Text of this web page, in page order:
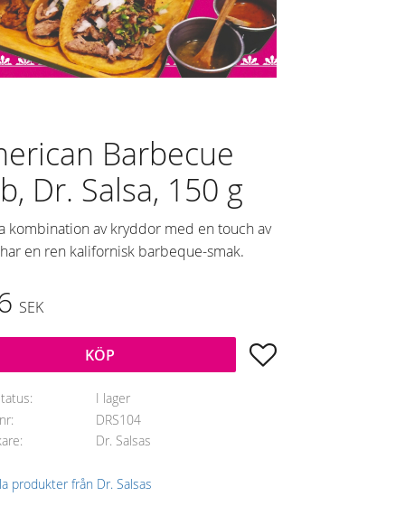
Barbecue
Dr. Salsa, 150 g
kombination av kryddor med en touch av
en ren kalifornisk barbeque-smak.
SEK
KÖP Lägg till i favoriter
I lager
DRS104
Dr. Salsas
produkter från Dr. Salsas